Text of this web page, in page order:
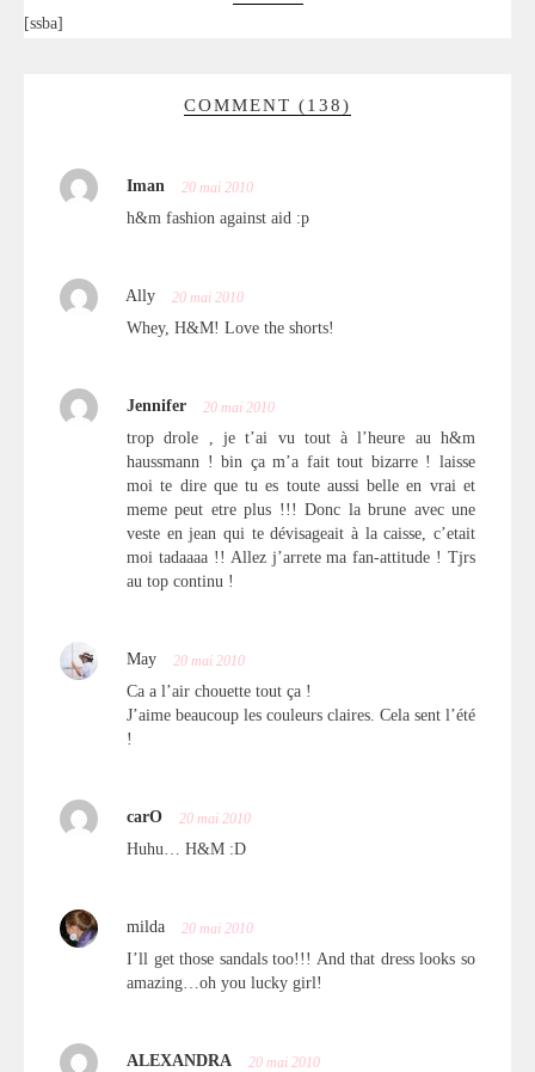
[ssba]
COMMENT (138)
Iman 20 mai 2010
h&m fashion against aid :p
Ally 20 mai 2010
Whey, H&M! Love the shorts!
Jennifer 20 mai 2010
trop drole , je t’ai vu tout à l’heure au h&m
haussmann ! bin ça m’a fait tout bizarre ! laisse
moi te dire que tu es toute aussi belle en vrai et
meme peut etre plus !!! Donc la brune avec une
veste en jean qui te dévisageait à la caisse, c’etait
moi tadaaaa !! Allez j’arrete ma fan-attitude ! Tjrs
au top continu !
May 20 mai 2010
Ca a l’air chouette tout ça !
J’aime beaucoup les couleurs claires. Cela sent l’été
!
carO 20 mai 2010
Huhu… H&M :D
milda 20 mai 2010
I’ll get those sandals too!!! And that dress looks so
amazing…oh you lucky girl!
ALEXANDRA 20 mai 2010